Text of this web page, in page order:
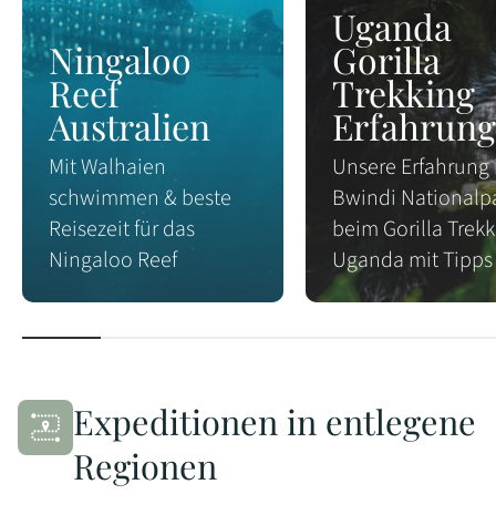
Ningaloo
Reef
Australien
Mit Walhaien
schwimmen & beste
Reisezeit für das
Ningaloo Reef
Uganda
Gorilla
Trekking
Erfahrung
Unsere
Bwindi
beim Gorilla
Uganda mit Tipps
Expeditionen in entlegene
Regionen